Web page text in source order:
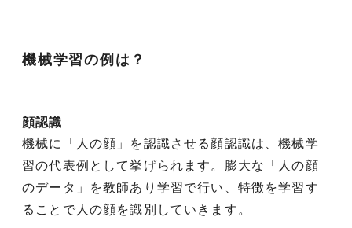
機械学習の例は？
顔認識
機械に「人の顔」を認識させる顔認識は、機械学
習の代表例として挙げられます。膨大な「人の顔
のデータ」を教師あり学習で行い、特徴を学習す
ることで人の顔を識別していきます。